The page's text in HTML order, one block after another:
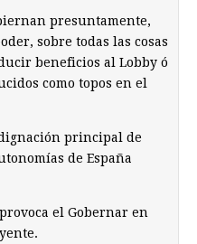
presuntamente,
sobre todas las cosas
beneficios al Lobby ó
como topos en el
principal de
de España
el Gobernar en